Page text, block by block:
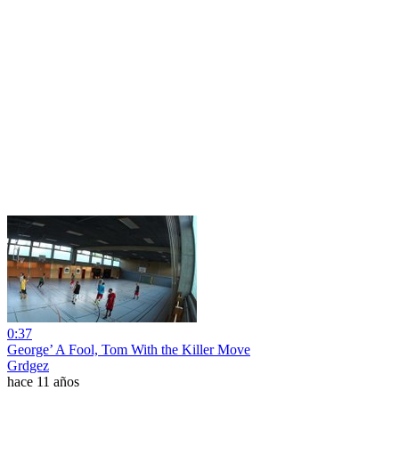
0:37
George’ A Fool, Tom With the Killer Move
Grdgez
hace 11 años